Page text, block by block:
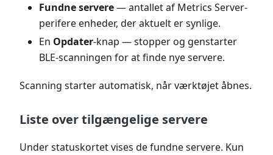
Fundne servere— antallet af Metrics Server-
perifere enheder, der aktuelt er synlige.
En Opdater-knap — stopper og genstarter
BLE-scanningen for at finde nye servere.
Scanning starter automatisk, når værktøjet åbnes.
Liste over tilgængelige servere
Under statuskortet vises de fundne servere. Kun